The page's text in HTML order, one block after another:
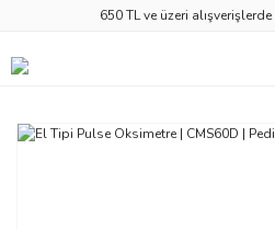
650 TL ve üzeri alışverişlerde